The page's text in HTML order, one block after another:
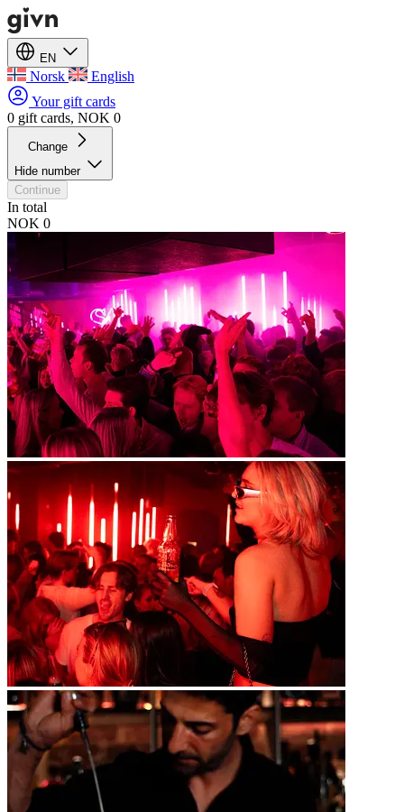
EN
Norsk
English
Your gift cards
0 gift cards, NOK 0
Change
Hide number
Continue
In total
NOK 0